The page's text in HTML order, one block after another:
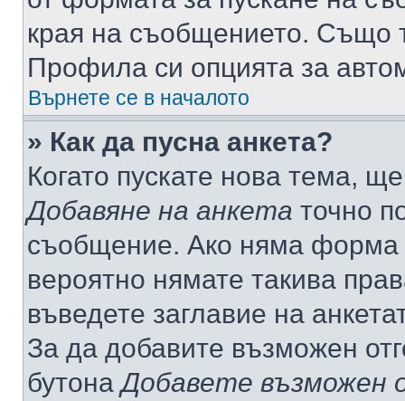
края на съобщението. Също
Профила си опцията за
Върнете се в началото
» Как да пусна анкета?
Когато пускате нова тема,
Добавяне на анкета точно
съобщение. Ако няма форма
вероятно нямате такива
въведете заглавие на
За да добавите възможен
бутонаДобавете възможен